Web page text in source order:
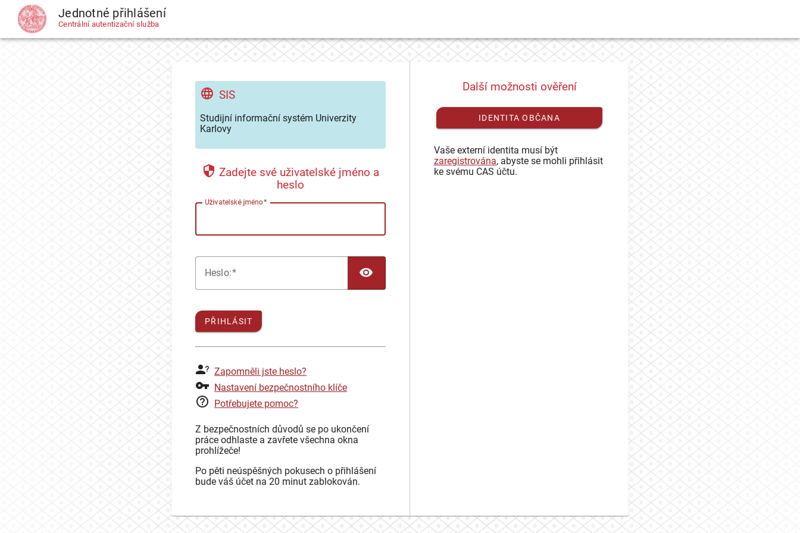
CAS Jednotné přihlášení
Centrální autentizační služba
SIS
Studijní informační systém Univerzity
Karlovy
Zadejte své uživatelské jméno a
heslo
Uživatelské jméno
Heslo:
PŘIHLÁSIT
Zapomněli jste heslo?
Nastavení bezpečnostního klíče
Potřebujete pomoc?
Z bezpečnostních důvodů se po ukončení
práce odhlaste a zavřete všechna okna
prohlížeče!
Po pěti neúspěšných pokusech o přihlášení
bude váš účet na 20 minut zablokován.
Další možnosti ověření
IDENTITA OBČANA
Vaše externí identita musí být
zaregistrována, abyste se mohli přihlásit
ke svému CAS účtu.